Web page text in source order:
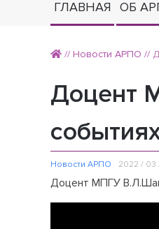
ГЛАВНАЯ ОБ
// Новости АРПО //
Доцент
Новости АРПО 2022 / 03
Доцент МПГУ